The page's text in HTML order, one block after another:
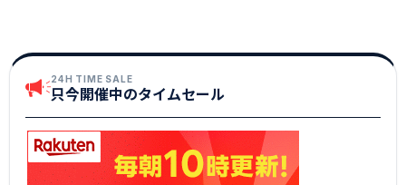
24H TIME SALE
只今開催中のタイムセール